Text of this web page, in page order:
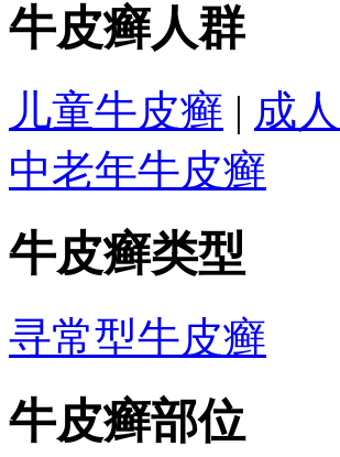
牛皮癣人群
儿童牛皮癣 | 成
中老年牛皮癣
牛皮癣类型
寻常型牛皮癣
牛皮癣部位